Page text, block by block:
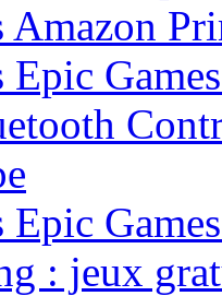
Amazon
Epic
Epic
: jeux